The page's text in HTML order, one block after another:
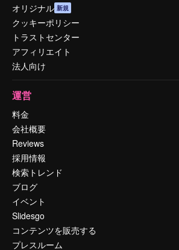
オリジナル 新規
クッキーポリシー
トラストセンター
アフィリエイト
法人向け
運営
料金
会社概要
Reviews
採用情報
検索トレンド
ブログ
イベント
Slidesgo
コンテンツを販売する
プレスルーム